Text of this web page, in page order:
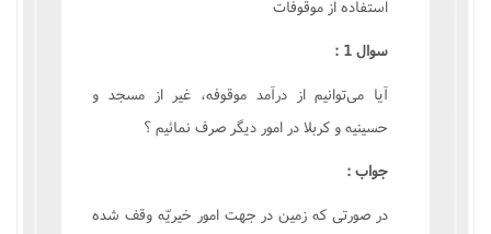
استفاده از موقوفات
سوال 1 :
آيا مى‌توانيم از درآمد موقوفه، غير از مسجد و
حسينيه و کربلا در امور ديگر صرف نمائيم ؟
جواب :
در صورتى که زمين در جهت امور خيريّه وقف شده